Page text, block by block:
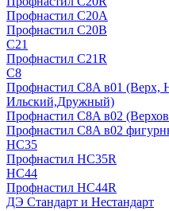
Профнастил С20А
Профнастил С20В
C21
Профнастил С21R
C8
Профнастил С8A в01 (Верх,
Ильский,Дружный)
Профнастил С8A в02
Профнастил С8A в02
HС35
Профнастил HC35R
НС44
Профнастил НС44R
ДЭ Стандарт и Нестандарт